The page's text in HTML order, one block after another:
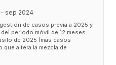
sep 2024
de casos previa a 2025 y
periodo móvil de 12 meses
de 2025 (más casos
que altera la mezcla de